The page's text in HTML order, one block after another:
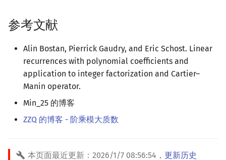
参考文献
Alin Bostan, Pierrick Gaudry, and Eric Schost. Linear
recurrences with polynomial coefficients and
application to integer factorization and Cartier–
Manin operator.
Min_25 的博客
ZZQ 的博客 - 阶乘模大质数
本页面最近更新： 2026/1/7 08:56:54 ， 更新历史